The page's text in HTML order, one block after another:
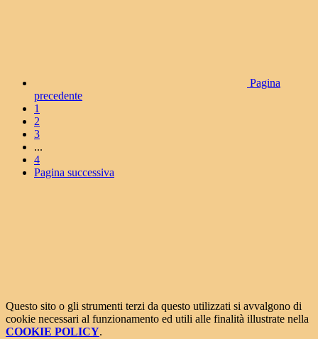
Pagina
precedente
1
2
3
...
4
Pagina successiva
Questo sito o gli strumenti terzi da questo utilizzati si avvalgono di
cookie necessari al funzionamento ed utili alle finalità illustrate nella
COOKIE POLICY.